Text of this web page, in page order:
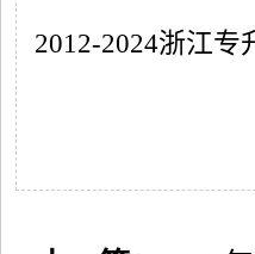
2012-2024浙江